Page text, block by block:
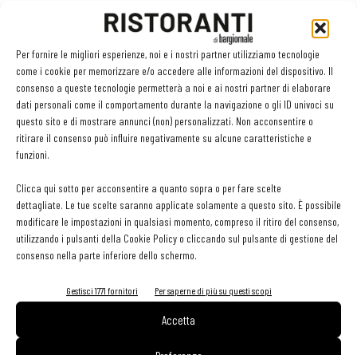
Per fornire le migliori esperienze, noi e i nostri partner utilizziamo tecnologie
come i cookie per memorizzare e/o accedere alle informazioni del dispositivo. Il
consenso a queste tecnologie permetterà a noi e ai nostri partner di elaborare
dati personali come il comportamento durante la navigazione o gli ID univoci su
questo sito e di mostrare annunci (non) personalizzati. Non acconsentire o
ritirare il consenso può influire negativamente su alcune caratteristiche e
funzioni.
Clicca qui sotto per acconsentire a quanto sopra o per fare scelte
dettagliate. Le tue scelte saranno applicate solamente a questo sito. È possibile
modificare le impostazioni in qualsiasi momento, compreso il ritiro del consenso,
utilizzando i pulsanti della Cookie Policy o cliccando sul pulsante di gestione del
consenso nella parte inferiore dello schermo.
Gestisci 1771 fornitori Per saperne di più su questi scopi
Accetta
GLI ARTICOLI PIÙ LETTI
Sogemi rafforza i servizi per la ristorazione: orario esteso e
tessera gratuita per i professionisti HoReCa
29 Luglio 2026
Aperti per ferie. Buoni indirizzi da Nord a Sud per godersi le
vacanze (o da scorprire se si è in vacanza)
Pos, compagni di gestione. Le ultime soluzioni delle aziende
EDICOLA WEB